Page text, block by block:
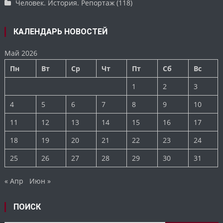
Человек. История. Репортаж (118)
КАЛЕНДАРЬ НОВОСТЕЙ
Май 2026
Пн
Вт Ср Чт Пт Сб
Вс
1
2
3
4
5 6 7 8 9
10
11
12 13 14 15 16
17
18
19 20 21 22 23
24
25
26 27 28 29 30 31
« Апр Июн »
ПОИСК